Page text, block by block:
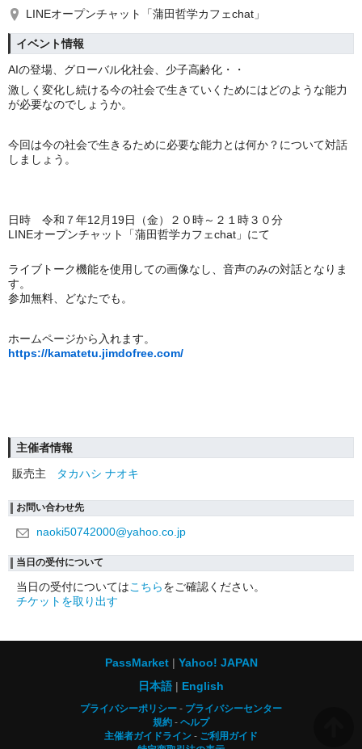
LINEオープンチャット「蒲田哲学カフェchat」
イベント情報
AIの登場、グローバル化社会、少子高齢化・・
激しく変化し続ける今の社会で生きていくためにはどのような能力
が必要なのでしょうか。
今回は今の社会で生きるために必要な能力とは何か？について対話
しましょう。
日時 令和７年12月19日（金）２０時～２１時３０分
LINEオープンチャット「蒲田哲学カフェchat」にて
ライブトーク機能を使用しての画像なし、音声のみの対話となりま
す。
参加無料、どなたでも。
ホームページから入れます。
https://kamatetu.jimdofree.com/
主催者情報
販売主
タカハシ ナオキ
お問い合わせ先
naoki50742000@yahoo.co.jp
当日の受付について
当日の受付についてはこちらをご確認ください。
チケットを取り出す
PassMarket
Yahoo! JAPAN
日本語
English
プライバシーポリシー
プライバシーセンター
規約
ヘルプ
主催者ガイドライン
ご利用ガイド